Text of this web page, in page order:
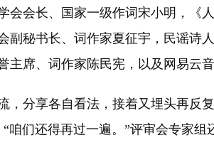
会长、国家一级作词宋小明，《
副秘书长、词作家夏征宇，民谣诗
席、词作家陈民宪，以及网易云
分享各自看法，接着又埋头再反
咱们还得再过一遍。”评审会专家